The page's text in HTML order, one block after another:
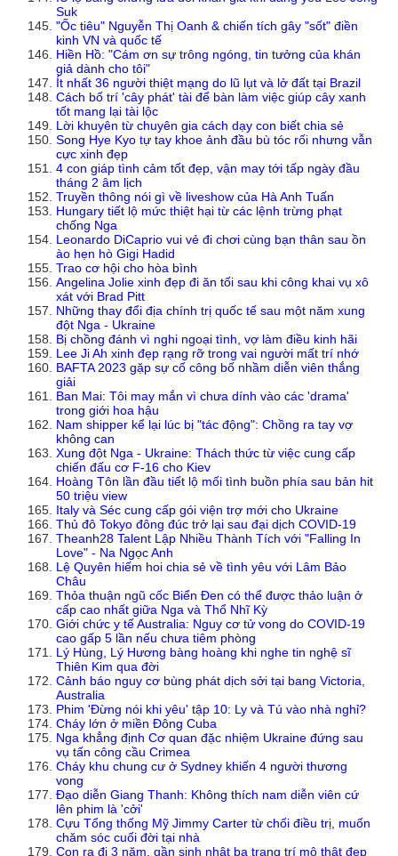
Suk
"Ốc tiêu" Nguyễn Thị Oanh & chiến tích gây "sốt" điền
kinh VN và quốc tế
Hiền Hồ: "Cám ơn sự trông ngóng, tin tưởng của khán
giả dành cho tôi"
Ít nhất 36 người thiệt mạng do lũ lụt và lở đất tại Brazil
Cách bố trí 'cây phát' tài để bàn làm việc giúp cây xanh
tốt mang lại tài lộc
Lời khuyên từ chuyên gia cách dạy con biết chia sẻ
Song Hye Kyo tự tay khoe ảnh đầu bù tóc rối nhưng vẫn
cực xinh đẹp
4 con giáp tình cảm tốt đẹp, vận may tới tấp ngày đầu
tháng 2 âm lịch
Truyền thông nói gì về liveshow của Hà Anh Tuấn
Hungary tiết lộ mức thiệt hại từ các lệnh trừng phạt
chống Nga
Leonardo DiCaprio vui vẻ đi chơi cùng bạn thân sau ồn
ào hẹn hò Gigi Hadid
Trao cơ hội cho hòa bình
Angelina Jolie xinh đẹp đi ăn tối sau khi công khai vụ xô
xát với Brad Pitt
Những thay đổi địa chính trị quốc tế sau một năm xung
đột Nga - Ukraine
Bị chồng đánh vì nghi ngoại tình, vợ làm điều kinh hãi
Lee Ji Ah xinh đẹp rạng rỡ trong vai người mất trí nhớ
BAFTA 2023 gặp sự cố công bố nhầm diễn viên thắng
giải
Ban Mai: Tôi may mắn vì chưa dính vào các 'drama'
trong giới hoa hậu
Nam shipper kể lại lúc bị "tác động": Chồng ra tay vợ
không can
Xung đột Nga - Ukraine: Thách thức từ việc cung cấp
chiến đấu cơ F-16 cho Kiev
Hoàng Tôn lần đầu tiết lộ mối tình buồn phía sau bản hit
50 triệu view
Italy và Séc cung cấp gói viện trợ mới cho Ukraine
Thủ đô Tokyo đông đúc trở lại sau đại dịch COVID-19
Theanh28 Talent Lập Nhiều Thành Tích với "Falling In
Love" - Na Ngọc Anh
Lệ Quyên hiếm hoi chia sẻ về tình yêu với Lâm Bảo
Châu
Thỏa thuận ngũ cốc Biển Đen có thể được thảo luận ở
cấp cao nhất giữa Nga và Thổ Nhĩ Kỳ
Giới chức y tế Australia: Nguy cơ tử vong do COVID-19
cao gấp 5 lần nếu chưa tiêm phòng
Lý Hùng, Lý Hương bàng hoàng khi nghe tin nghệ sĩ
Thiên Kim qua đời
Cảnh báo nguy cơ bùng phát dịch sởi tại bang Victoria,
Australia
Phim 'Đừng nói khi yêu' tập 10: Ly và Tú vào nhà nghỉ?
Cháy lớn ở miền Đông Cuba
Nga khẳng định Cơ quan đặc nhiệm Ukraine đứng sau
vụ tấn công cầu Crimea
Cháy khu chung cư ở Sydney khiến 4 người thương
vong
Đạo diễn Giang Thanh: Không thích nam diễn viên cứ
lên phim là 'cởi'
Cựu Tổng thống Mỹ Jimmy Carter từ chối điều trị, muốn
chăm sóc cuối đời tại nhà
Con ra đi 3 năm, gần sinh nhật ba trang trí mộ thật đẹp